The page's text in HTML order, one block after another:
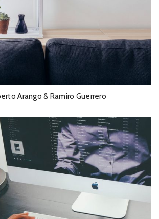
Arango & Ramiro Guerrero